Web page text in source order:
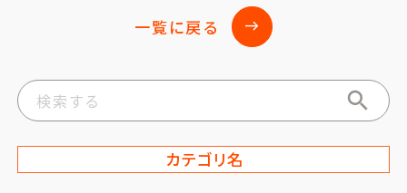
一覧に戻る east
カテゴリ名